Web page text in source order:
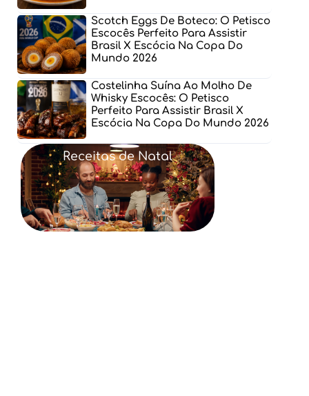
Scotch Eggs De Boteco: O Petisco
Escocês Perfeito Para Assistir
Brasil X Escócia Na Copa Do
Mundo 2026
Costelinha Suína Ao Molho De
Whisky Escocês: O Petisco
Perfeito Para Assistir Brasil X
Escócia Na Copa Do Mundo 2026
Receitas de Natal